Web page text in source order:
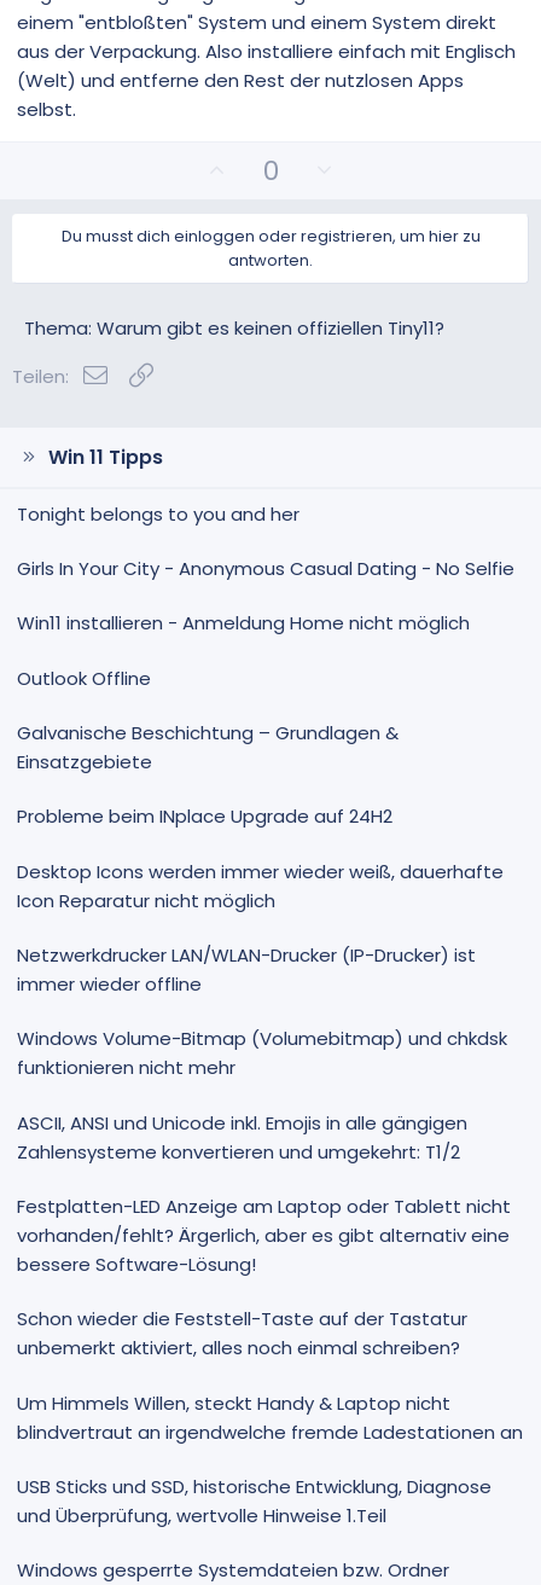
einem "entbloßten" System und einem System direkt
aus der Verpackung. Also installiere einfach mit Englisch
(Welt) und entferne den Rest der nutzlosen Apps
selbst.
i
t
v
e
0
g
a
t
v
Du musst dich einloggen oder registrieren, um hier zu
antworten.
Thema: Warum gibt es keinen offiziellen Tiny11?
Teilen:
E-Mail
Win 11 Tipps
Tonight belongs to you and her
Girls In Your City - Anonymous Casual Dating - No Selfie
Win11 installieren - Anmeldung Home nicht möglich
Outlook Offline
Galvanische Beschichtung – Grundlagen &
Einsatzgebiete
Probleme beim INplace Upgrade auf 24H2
Desktop Icons werden immer wieder weiß, dauerhafte
Icon Reparatur nicht möglich
Netzwerkdrucker LAN/WLAN-Drucker (IP-Drucker) ist
immer wieder offline
Windows Volume-Bitmap (Volumebitmap) und chkdsk
funktionieren nicht mehr
ASCII, ANSI und Unicode inkl. Emojis in alle gängigen
Zahlensysteme konvertieren und umgekehrt: T1/2
Festplatten-LED Anzeige am Laptop oder Tablett nicht
vorhanden/fehlt? Ärgerlich, aber es gibt alternativ eine
bessere Software-Lösung!
Schon wieder die Feststell-Taste auf der Tastatur
unbemerkt aktiviert, alles noch einmal schreiben?
Um Himmels Willen, steckt Handy & Laptop nicht
blindvertraut an irgendwelche fremde Ladestationen an
USB Sticks und SSD, historische Entwicklung, Diagnose
und Überprüfung, wertvolle Hinweise 1.Teil
Windows gesperrte Systemdateien bzw. Ordner